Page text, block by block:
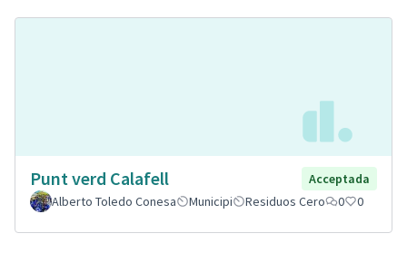
Punt verd Calafell
Acceptada
Alberto Toledo Conesa
Municipi Residuos Cero 0 0